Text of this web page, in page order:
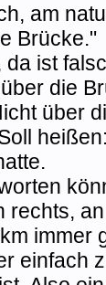
am
Brücke."
da ist
die
über
rechts,
immer
einfach